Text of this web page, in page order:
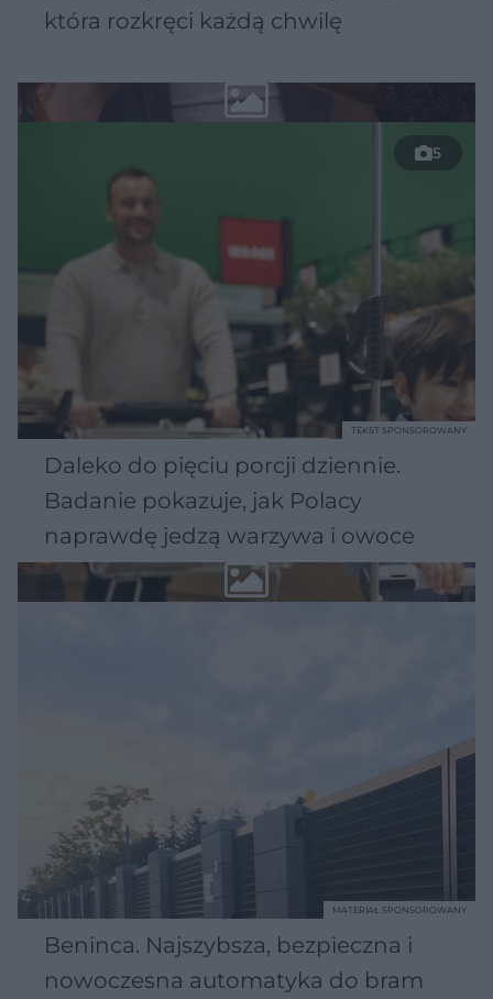
która rozkręci każdą chwilę
5
Daleko do pięciu porcji dziennie.
Badanie pokazuje, jak Polacy
naprawdę jedzą warzywa i owoce
TEKST SPONSOROWANY
Beninca. Najszybsza, bezpieczna i
nowoczesna automatyka do bram
MATERIAŁ SPONSOROWANY